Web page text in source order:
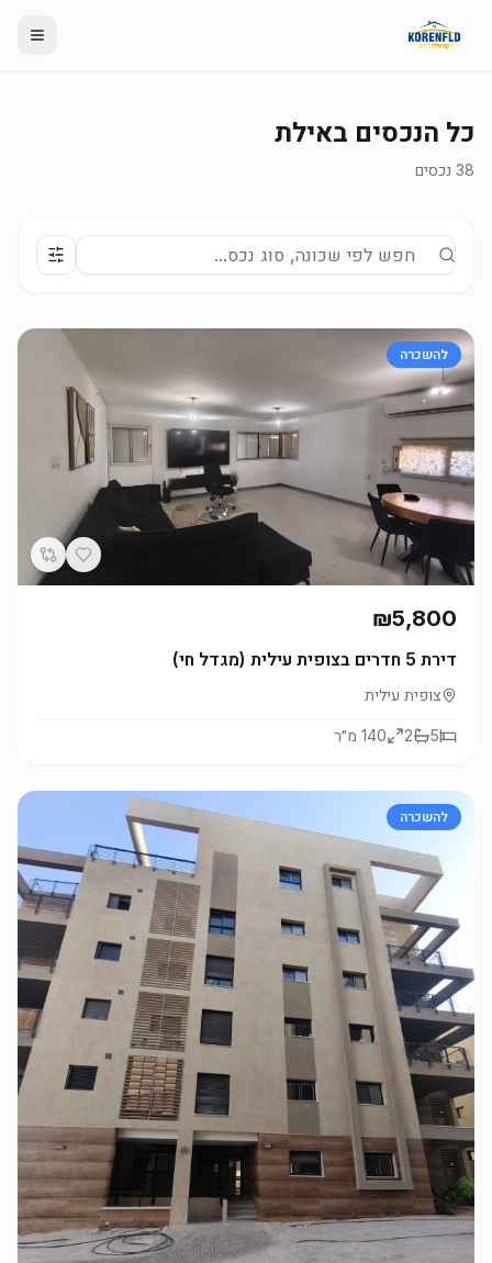
כל הנכסים באילת
38 נכסים
להשכרה
₪5,800
דירת 5 חדרים בצופית עילית (מגדל חי)
צופית עילית
5
2
140 מ״ר
להשכרה